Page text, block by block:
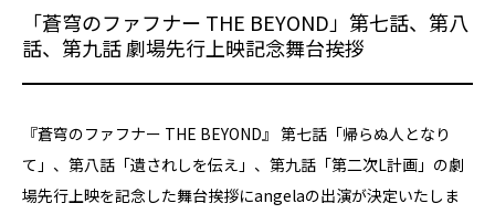
「蒼穹のファフナー THE BEYOND」第七話、第八
話、第九話 劇場先行上映記念舞台挨拶
『蒼穹のファフナー THE BEYOND』 第七話「帰らぬ人となり
て」、第八話「遺されしを伝え」、第九話「第二次L計画」の劇
場先行上映を記念した舞台挨拶にangelaの出演が決定いたしま